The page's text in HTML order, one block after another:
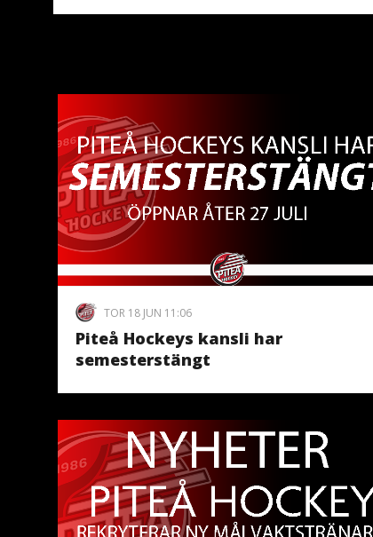
TOR 18 JUN 11:06
Piteå Hockeys kansli har
semesterstängt